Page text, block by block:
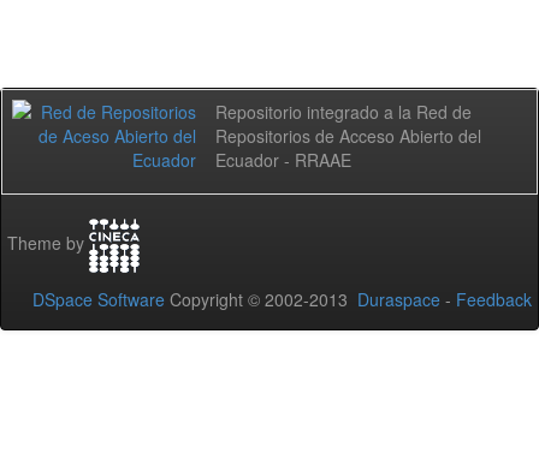
Repositorio integrado a la Red de
Repositorios de Acceso Abierto del
Ecuador - RRAAE
Theme by
DSpace Software Copyright © 2002-2013 Duraspace - Feedback